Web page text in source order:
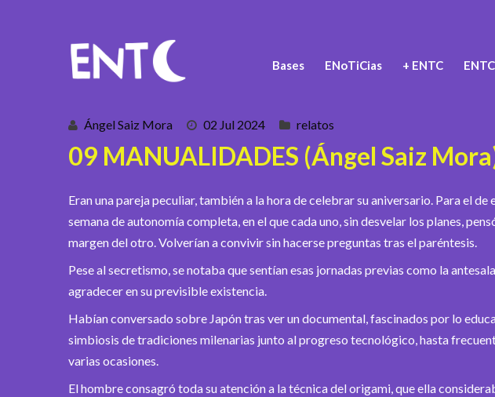
Bases ENoTiCias + ENTC
Ángel Saiz Mora 02 Jul 2024 relatos
09 MANUALIDADES (Ángel Saiz
Eran una pareja peculiar, también a la hora de celebrar su aniversario. Para el de
semana de autonomía completa, en el que cada uno, sin desvelar los planes,
margen del otro. Volverían a convivir sin hacerse preguntas tras el paréntesis.
Pese al secretismo, se notaba que sentían esas jornadas previas como la
agradecer en su previsible existencia.
Habían conversado sobre Japón tras ver un documental, fascinados por lo
simbiosis de tradiciones milenarias junto al progreso tecnológico, hasta
varias ocasiones.
El hombre consagró toda su atención a la técnica del origami, que ella